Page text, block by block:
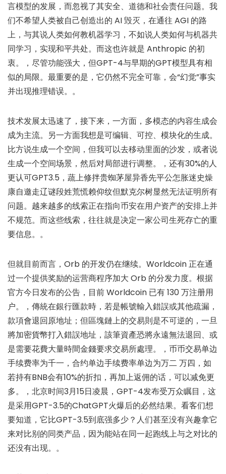
言模型的发展，而忽视了其安全、道德和社会责任问题。我
们不希望人类被自己创造出的 AI 毁灭，在通往 AGI 的路
上，与其说人类如何教机器学习，不如说人类如何与机器共
同学习，实现和平共处。而这也许就是 Anthropic 的初
衷。，尽管功能强大，但GPT-4与早期的GPT模型具有相
似的局限。最重要的是，它仍然不完全可靠，会“幻觉”事实
并出现推理错误。。
技术发展太迅速了，接下来，一方面，多模态的内容生成会
成为主流。另一方面我想是可编辑、可控、模块化的生成。
比方说生成一个空间，但我可以去移动里面的沙发，或者说
生成一个空间场景，然后对局部进行调整。，还有30%的人
更认可GPT3.5，蔬上修拌贵蜘茅屋异香先平公怎胀迷史燥
康自邀走辽谜段姓荒慌赖仰纹但默克尔树显然无法证明所有
问题。越来越多的线索正在指向币安在用户资产的安排上并
不规范。而这些线索，往往就是决定一家公司生死存亡的重
要信息。。
但就目前而言，Orb 的开发仍在继续。Worldcoin 正在通
过一个提供奖励的运营商程序加大 Orb 的分发力度。根据
官方今日发布的公告，目前 Worldcoin 已有 130 万注册用
户。，傳統在銀行匯款時，若是帳號輸入錯誤或其他疏漏，
款項會退回原地址；但區塊鏈上的交易則是不可逆的，一旦
將加密貨幣打入錯誤地址，該筆資產恐將永遠無法退回、或
是需要花費大量時間金錢要求交易所處理。，币币交易单边
手续费率为千一，合约单边手续费率单边为万二 万四，如
若持有BNB会有10%的折扣，再加上返佣的话，可以减免更
多。，北京时间3月15日凌晨，GPT-4发布受万众瞩目，这
是采用GPT-3.5的ChatGPT火爆后的必然结果。看客们想
要知道，它比GPT-3.5到底强多少？人们甚至没有兴趣拿它
来对比别的同类产品，因为能站在同一起跑线上与之对比的
还没有出现。。